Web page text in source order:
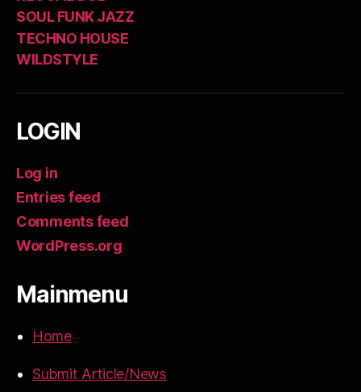
SOUL FUNK JAZZ
TECHNO HOUSE
WILDSTYLE
LOGIN
Log in
Entries feed
Comments feed
WordPress.org
Mainmenu
Home
Submit Article/News